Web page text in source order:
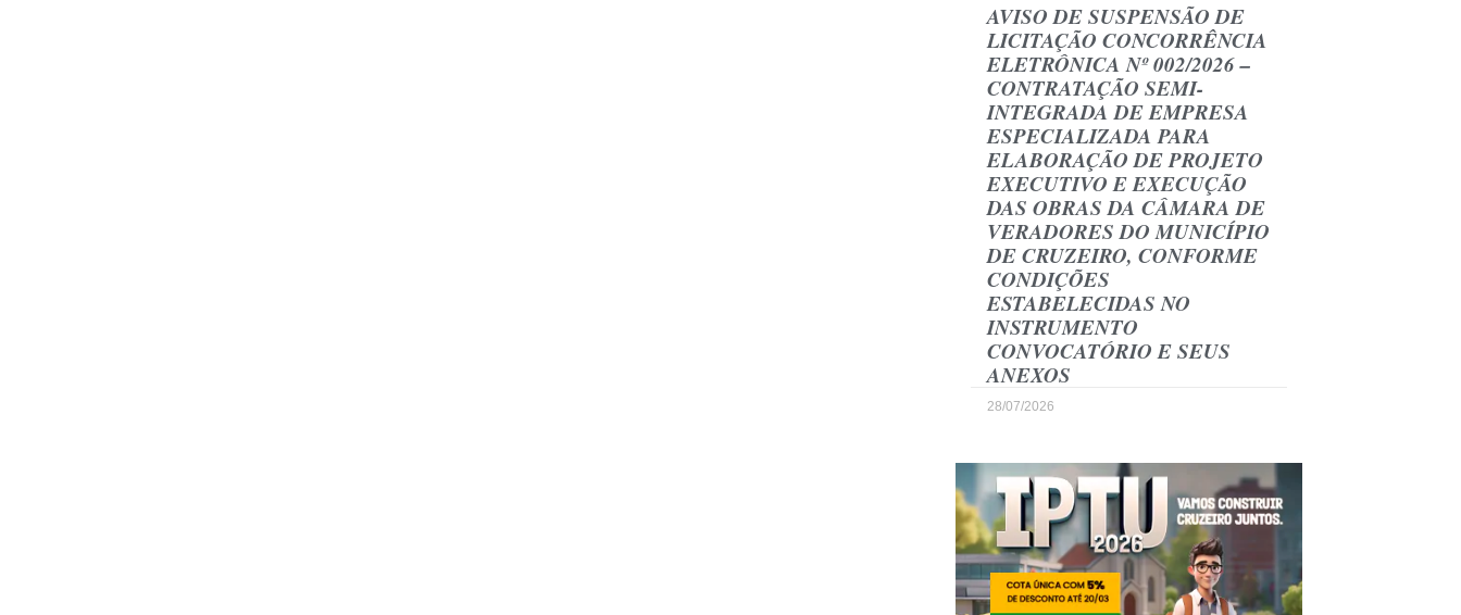
AVISO DE SUSPENSÃO DE
LICITAÇÃO CONCORRÊNCIA
ELETRÔNICA Nº 002/2026 –
CONTRATAÇÃO SEMI-
INTEGRADA DE EMPRESA
ESPECIALIZADA PARA
ELABORAÇÃO DE PROJETO
EXECUTIVO E EXECUÇÃO
DAS OBRAS DA CÂMARA DE
VERADORES DO MUNICÍPIO
DE CRUZEIRO, CONFORME
CONDIÇÕES
ESTABELECIDAS NO
INSTRUMENTO
CONVOCATÓRIO E SEUS
ANEXOS
28/07/2026